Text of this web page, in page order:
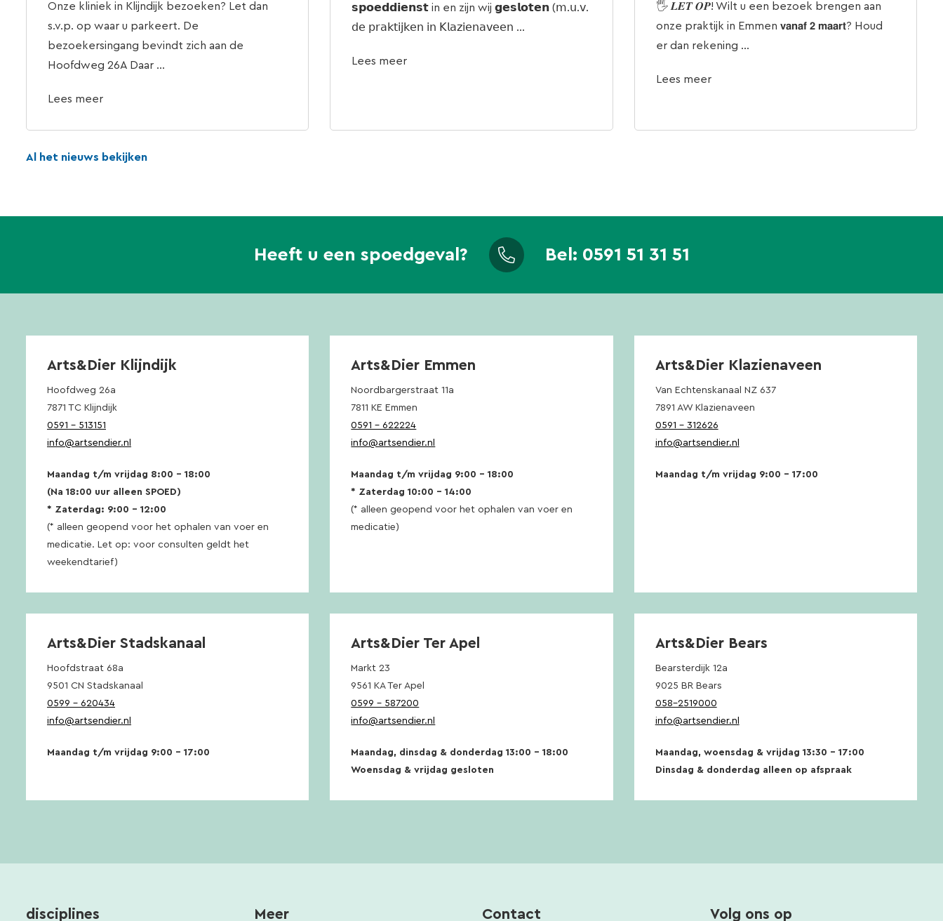
Onze kliniek in Klijndijk bezoeken? Let dan
s.v.p. op waar u parkeert. De
bezoekersingang bevindt zich aan de
Hoofdweg 26A Daar ...
Lees meer
𝘀𝗽𝗼𝗲𝗱𝗱𝗶𝗲𝗻𝘀𝘁 in en zijn wij 𝗴𝗲𝘀𝗹𝗼𝘁𝗲𝗻 (𝗆.𝗎.𝗏.
𝖽𝖾 𝗉𝗋𝖺𝗄𝗍𝗂𝗃𝗄𝖾𝗇 𝗂𝗇 𝖪𝗅𝖺𝗓𝗂𝖾𝗇𝖺𝗏𝖾𝖾𝗇 ...
Lees meer
🖐 𝑳𝑬𝑻 𝑶𝑷! Wilt u een bezoek brengen aan
onze praktijk in Emmen 𝘃𝗮𝗻𝗮𝗳 𝟮 𝗺𝗮𝗮𝗿𝘁? Houd
er dan rekening ...
Lees meer
Al het nieuws bekijken
Heeft u een spoedgeval? Bel: 0591 51 31 51
Arts&Dier Klijndijk
Hoofdweg 26a
7871 TC Klijndijk
0591 – 513151
info@artsendier.nl
Maandag t/m vrijdag 8:00 – 18:00
(Na 18:00 uur alleen SPOED)
* Zaterdag: 9:00 – 12:00
(* alleen geopend voor het ophalen van voer en
medicatie. Let op: voor consulten geldt het
weekendtarief)
Arts&Dier Emmen
Noordbargerstraat 11a
7811 KE Emmen
0591 – 622224
info@artsendier.nl
Maandag t/m vrijdag 9:00 – 18:00
* Zaterdag 10:00 – 14:00
(* alleen geopend voor het ophalen van voer en
medicatie)
Arts&Dier Klazienaveen
Van Echtenskanaal NZ 637
7891 AW Klazienaveen
0591 – 312626
info@artsendier.nl
Maandag t/m vrijdag 9:00 – 17:00
Arts&Dier Stadskanaal
Hoofdstraat 68a
9501 CN Stadskanaal
0599 – 620434
info@artsendier.nl
Maandag t/m vrijdag 9:00 – 17:00
Arts&Dier Ter Apel
Markt 23
9561 KA Ter Apel
0599 – 587200
info@artsendier.nl
Maandag, dinsdag & donderdag 13:00 – 18:00
Woensdag & vrijdag gesloten
Arts&Dier Bears
Bearsterdijk 12a
9025 BR Bears
058-2519000
info@artsendier.nl
Maandag, woensdag & vrijdag 13:30 – 17:00
Dinsdag & donderdag alleen op afspraak
disciplines Meer Contact Volg ons op